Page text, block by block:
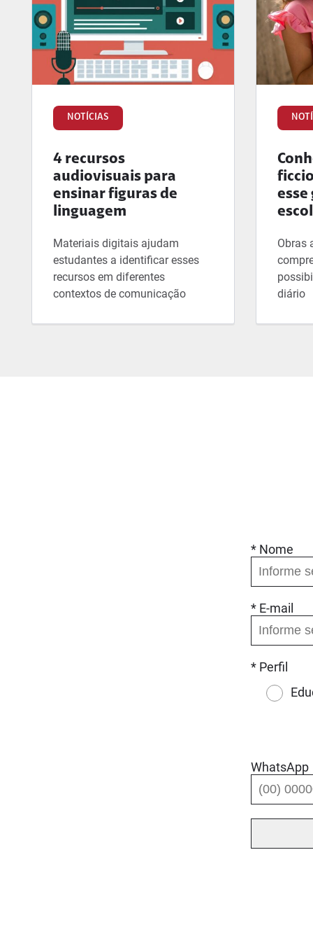
NOTÍCIAS
4 recursos
audiovisuais para
ensinar figuras de
linguagem
Materiais digitais ajudam
estudantes a identificar esses
recursos em diferentes
contextos de comunicação
Obras
diário
* Nome
* E-mail
* Perfil
WhatsApp